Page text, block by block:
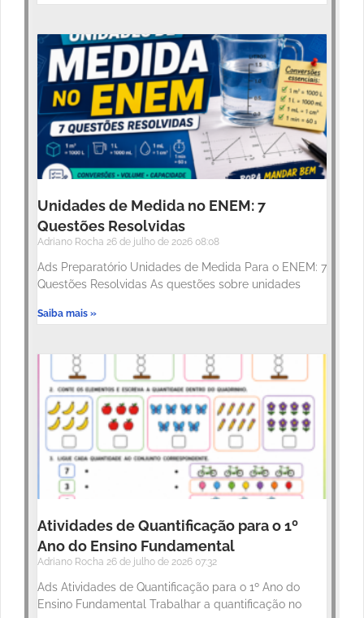
Unidades de Medida no ENEM: 7
Questões Resolvidas
Adriano Rocha 26 de julho de 2026 08:08
Ads Preparatório Unidades de Medida Para o ENEM: 7
Questões Resolvidas As questões sobre unidades
Saiba mais »
Atividades de Quantificação para o 1º
Ano do Ensino Fundamental
Adriano Rocha 26 de julho de 2026 07:32
Ads Atividades de Quantificação para o 1º Ano do
Ensino Fundamental Trabalhar a quantificação no